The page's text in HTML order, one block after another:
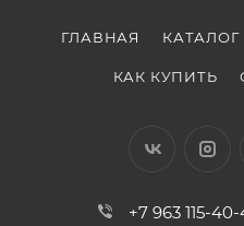
ГЛАВНАЯ КАТАЛОГ
КАК КУПИТЬ
+7 963 115-